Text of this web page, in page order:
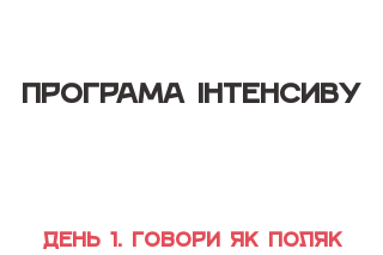
Програма інтенсиву
День 1. Говори як поляк